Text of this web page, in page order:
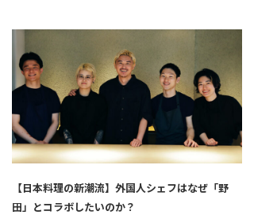
【日本料理の新潮流】外国人シェフはなぜ「野
田」とコラボしたいのか？